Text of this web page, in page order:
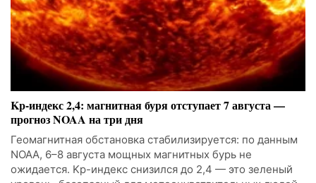
Kp-индекс 2,4: магнитная буря отступает 7 августа —
прогноз NOAA на три дня
Геомагнитная обстановка стабилизируется: по данным
NOAA, 6–8 августа мощных магнитных бурь не
ожидается. Kp-индекс снизился до 2,4 — это зеленый